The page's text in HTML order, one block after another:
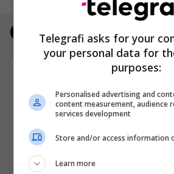
Real Estate
Specialist Mishi (Kasap)
Ferizaj
3 Gusht 2026
Telegrafi asks for your
your personal data for
purposes:
Personalised advertising and
content measurement, audience
services development
Store and/or access information
Learn more